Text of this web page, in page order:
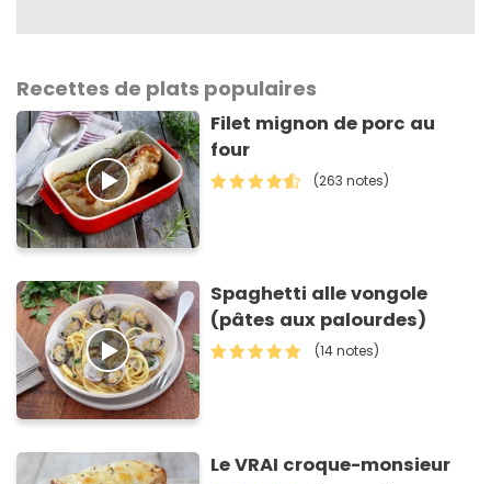
Recettes de plats populaires
Filet mignon de porc au
four
(263 notes)
Spaghetti alle vongole
(pâtes aux palourdes)
(14 notes)
Le VRAI croque-monsieur